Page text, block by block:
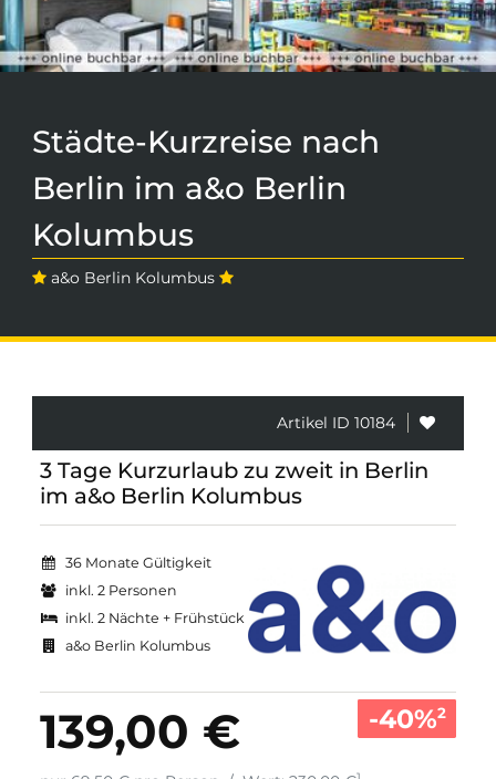
Städte-Kurzreise nach
Berlin im a&o Berlin
Kolumbus
a&o Berlin Kolumbus
Artikel ID 10184
3 Tage Kurzurlaub zu zweit in Berlin
im a&o Berlin Kolumbus
36 Monate Gültigkeit
inkl. 2 Personen
inkl. 2 Nächte + Frühstück
a&o Berlin Kolumbus
139,00 € -40%2